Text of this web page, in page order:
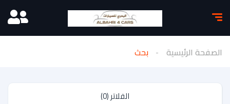
الصفحة الرئيسية بحث
الفلاتر (0)